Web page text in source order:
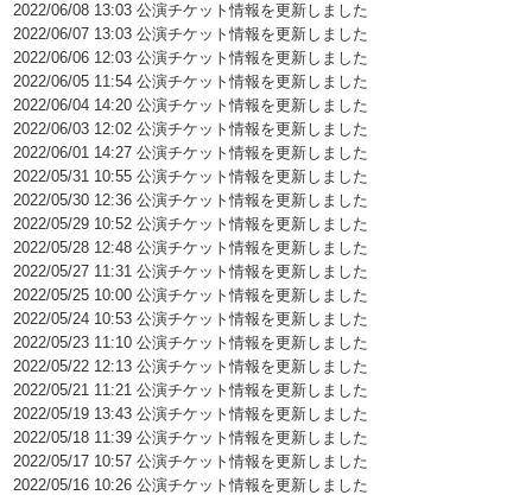
2022/06/08 13:03 公演チケット情報を更新しました
2022/06/07 13:03 公演チケット情報を更新しました
2022/06/06 12:03 公演チケット情報を更新しました
2022/06/05 11:54 公演チケット情報を更新しました
2022/06/04 14:20 公演チケット情報を更新しました
2022/06/03 12:02 公演チケット情報を更新しました
2022/06/01 14:27 公演チケット情報を更新しました
2022/05/31 10:55 公演チケット情報を更新しました
2022/05/30 12:36 公演チケット情報を更新しました
2022/05/29 10:52 公演チケット情報を更新しました
2022/05/28 12:48 公演チケット情報を更新しました
2022/05/27 11:31 公演チケット情報を更新しました
2022/05/25 10:00 公演チケット情報を更新しました
2022/05/24 10:53 公演チケット情報を更新しました
2022/05/23 11:10 公演チケット情報を更新しました
2022/05/22 12:13 公演チケット情報を更新しました
2022/05/21 11:21 公演チケット情報を更新しました
2022/05/19 13:43 公演チケット情報を更新しました
2022/05/18 11:39 公演チケット情報を更新しました
2022/05/17 10:57 公演チケット情報を更新しました
2022/05/16 10:26 公演チケット情報を更新しました